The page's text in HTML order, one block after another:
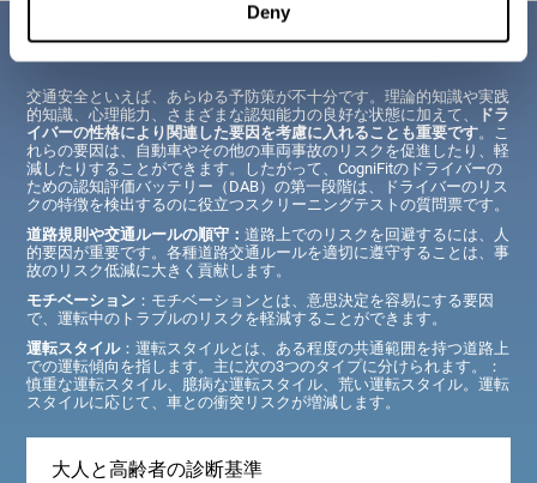
Deny
質問表の診断基準の説明
交通安全といえば、あらゆる予防策が不十分です。理論的知識や実践
的知識、心理能力、さまざまな認知能力の良好な状態に加えて、
ドラ
イバーの性格により関連した要因を考慮に入れることも重要です。こ
れらの要因は、自動車やその他の車両事故のリスクを促進したり、軽
減したりすることができます。したがって、CogniFitのドライバーの
ための認知評価バッテリー（DAB）の第一段階は、ドライバーのリス
クの特徴を検出するのに役立つスクリーニングテストの質問票です。
道路規則や交通ルールの順守：道路上でのリスクを回避するには、人
的要因が重要です。各種道路交通ルールを適切に遵守することは、事
故のリスク低減に大きく貢献します。
モチベーション ：モチベーションとは、意思決定を容易にする要因
で、運転中のトラブルのリスクを軽減することができます。
運転スタイル：運転スタイルとは、ある程度の共通範囲を持つ道路上
での運転傾向を指します。主に次の3つのタイプに分けられます。：
慎重な運転スタイル、臆病な運転スタイル、荒い運転スタイル。運転
スタイルに応じて、車との衝突リスクが増減します。
大人と高齢者の診断基準